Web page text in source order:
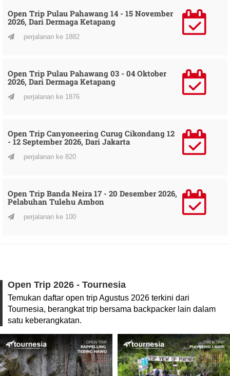
Open Trip Pulau Pahawang 14 - 15 November
2026, Dari Dermaga Ketapang
perjalanan ke 1882
Open Trip Pulau Pahawang 03 - 04 Oktober
2026, Dari Dermaga Ketapang
perjalanan ke 1876
Open Trip Canyoneering Curug Cikondang 12
- 12 September 2026, Dari Jakarta
perjalanan ke 820
Open Trip Banda Neira 17 - 20 Desember 2026,
Pelabuhan Tulehu Ambon
perjalanan ke 100
Open Trip 2026 - Tournesia
Temukan daftar open trip Agustus 2026 terkini dari
Tournesia, berangkat trip bersama backpacker lain dalam
satu keberangkatan.